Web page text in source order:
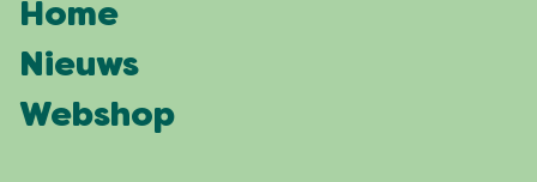
Home
Nieuws
Webshop